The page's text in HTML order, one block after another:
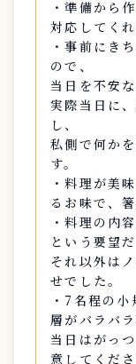
・準備から
対応してくれ
・事前にき
ので、
当日を不安
実際当日に
し、
私側で何か
す。
・料理が美
るお味で、
・料理の内
という要望
それ以外は
せでした。
・7名程の
層がバラバラ
当日はがっ
意してくださ